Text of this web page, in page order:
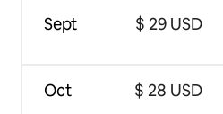
Sept
Oct
$ 29 USD
$ 28 USD